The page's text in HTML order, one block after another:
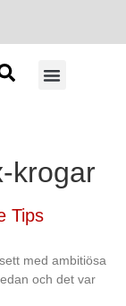
krogar
Tips
med ambitiösa
och det var